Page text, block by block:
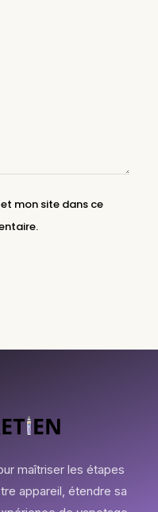
mon site dans ce
maîtriser les étapes
appareil, étendre sa